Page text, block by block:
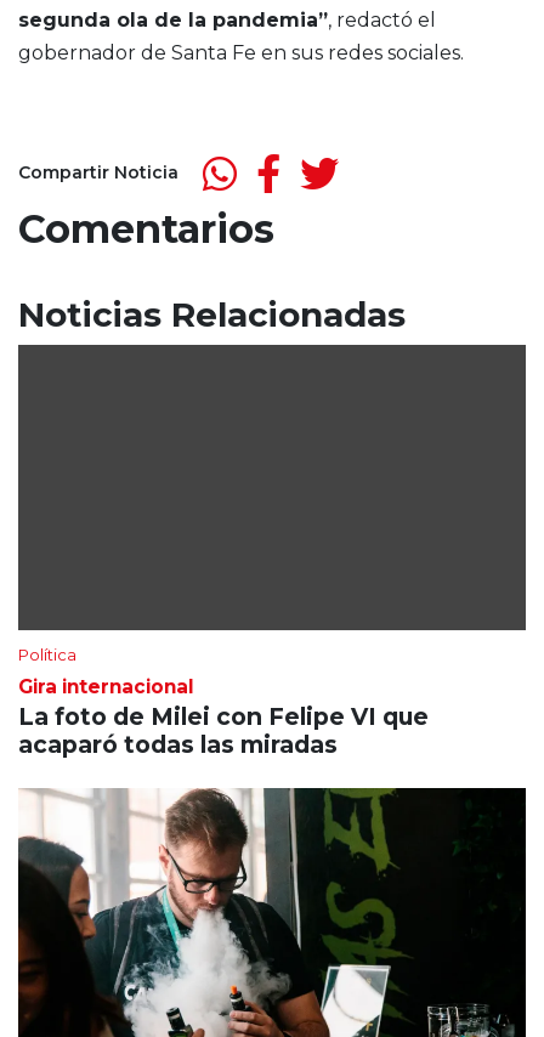
segunda ola de la pandemia”, redactó el
gobernador de Santa Fe en sus redes sociales.
Compartir Noticia
Comentarios
Noticias Relacionadas
Política
Gira internacional
La foto de Milei con Felipe VI que
acaparó todas las miradas